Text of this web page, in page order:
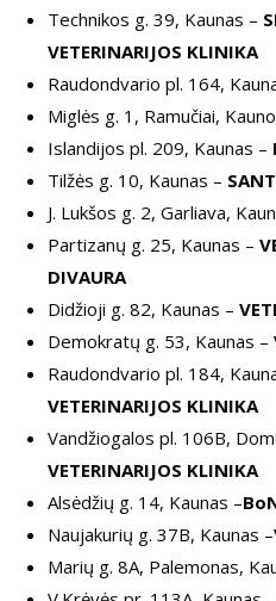
Technikos g. 39, Kaunas –
VETERINARIJOS KLINIKA
Raudondvario pl. 164,
Miglės g. 1, Ramučiai,
Islandijos pl. 209, Kaunas –
Tilžės g. 10, Kaunas –
J. Lukšos g. 2, Garliava,
Partizanų g. 25, Kaunas –
DIVAURA
Didžioji g. 82, Kaunas –
Demokratų g. 53, Kaunas –
Raudondvario pl. 184,
VETERINARIJOS KLINIKA
Vandžiogalos pl. 106B,
VETERINARIJOS KLINIKA
Alsėdžių g. 14, Kaunas –
Naujakurių g. 37B, Kaunas –
Marių g. 8A, Palemonas,